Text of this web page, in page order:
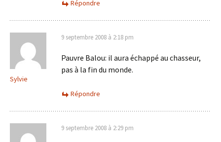
Répondre
Sylvie
9 septembre 2008 à 2:18 pm
Pauvre Balou: il aura échappé au chasseur,
pas à la fin du monde.
Répondre
9 septembre 2008 à 2:29 pm